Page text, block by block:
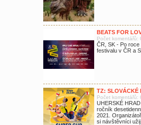
BEATS FOR
Počet komentářů:
ČR, SK - Po
festivalu v ČR a
TZ: SLOVÁCKÉ
Počet komentářů:
UHERSKÉ
ročník
2021.
si návštěvníci